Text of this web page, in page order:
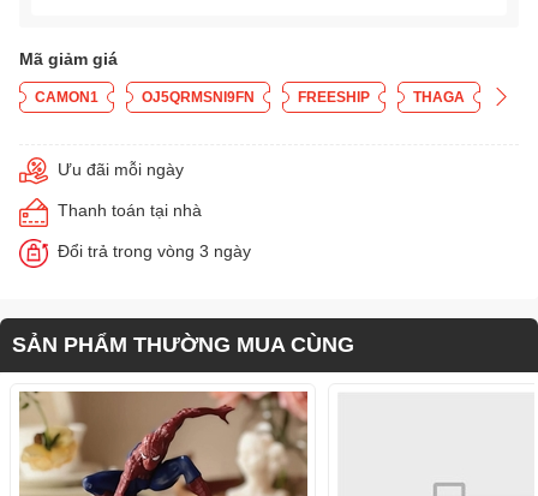
Mã giảm giá
CAMON1 OJ5QRMSNI9FN FREESHIP THAGA
Ưu đãi mỗi ngày
Thanh toán tại nhà
Đổi trả trong vòng 3 ngày
SẢN PHẨM THƯỜNG MUA CÙNG